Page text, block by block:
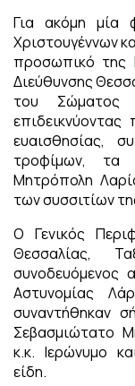
Για ακόμη μία
Χριστουγέννων
προσωπικό της
Διεύθυνσης
του Σώματος
επιδεικνύοντας
ευαισθησίας,
τροφίμων, τα
Μητρόπολη
των συσσιτίων
Ο Γενικός
Θεσσαλίας,
συνοδευόμενος
Αστυνομίας
συναντήθηκαν
Σεβασμιώτατο
κ.κ. Ιερώνυμο
είδη.